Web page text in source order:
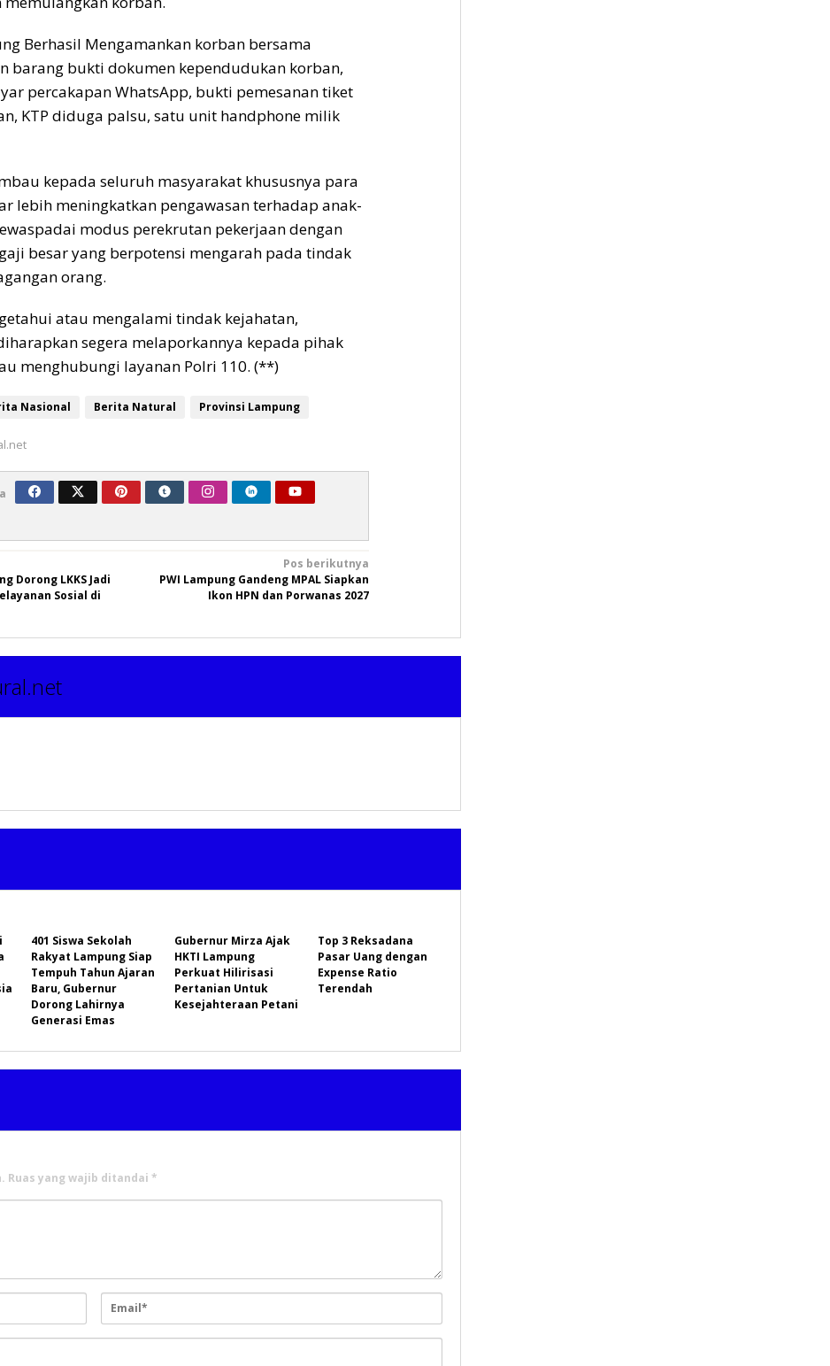
Berhasil Mengamankan korban bersama
barang bukti dokumen kependudukan korban,
percakapan WhatsApp, bukti pemesanan tiket
KTP diduga palsu, satu unit handphone milik
kepada seluruh masyarakat khususnya para
lebih meningkatkan pengawasan terhadap anak-
modus perekrutan pekerjaan dengan
besar yang berpotensi mengarah pada tindak
orang.
atau mengalami tindak kejahatan,
segera melaporkannya kepada pihak
menghubungi layanan Polri 110. (**)
Nasional Berita Natural Provinsi Lampung
Dorong LKKS Jadi
Sosial di
Pos berikutnya
PWI Lampung Gandeng MPAL Siapkan
Ikon HPN dan Porwanas 2027
401 Siswa Sekolah
Rakyat Lampung Siap
Tempuh Tahun Ajaran
Baru, Gubernur
Dorong Lahirnya
Generasi Emas
Gubernur Mirza Ajak
HKTI Lampung
Perkuat Hilirisasi
Pertanian Untuk
Kesejahteraan Petani
Top 3 Reksadana
Pasar Uang dengan
Expense Ratio
Terendah
Ruas yang wajib ditandai *